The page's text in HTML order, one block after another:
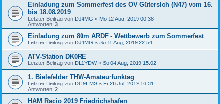
Einladung zum Sommerfest des OV Gütersloh (N47) vom 16.
bis 18.08.2019
Letzter Beitrag von DJ4MG « Mo 12 Aug, 2019 00:38
Antworten: 3
Einladung zum 80m ARDF - Wettbewerb zum Sommerfest
Letzter Beitrag von DJ4MG « So 11 Aug, 2019 22:54
ATV-Station DK0RE
Letzter Beitrag von DL1YDW« So 04 Aug, 2019 15:02
1. Bielefelder THW-Amateurfunktag
Letzter Beitrag von DO9EMS « Fr 26 Jul, 2019 16:31
Antworten: 2
HAM Radio 2019 Friedrichshafen